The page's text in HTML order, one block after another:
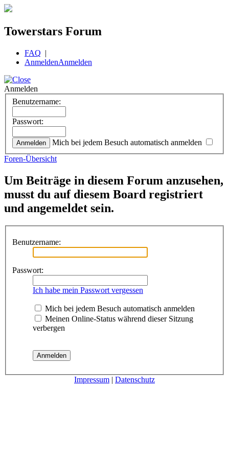
Towerstars Forum
FAQ |
AnmeldenAnmelden
Anmelden
Benutzername:
Passwort:
Mich bei jedem Besuch automatisch anmelden
Foren-Übersicht
Um Beiträge in diesem Forum anzusehen,
musst du auf diesem Board registriert
und angemeldet sein.
Benutzername:
Passwort:
Ich habe mein Passwort vergessen
Mich bei jedem Besuch automatisch anmelden
Meinen Online-Status während dieser Sitzung
verbergen
Impressum | Datenschutz